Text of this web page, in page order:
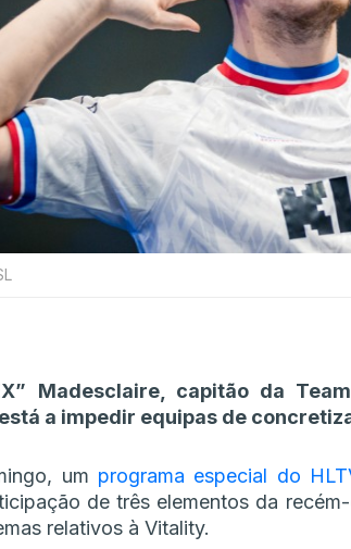
Madesclaire, capitão da
a impedir equipas de
um programa especial do
de três elementos da
relativos à Vitality.